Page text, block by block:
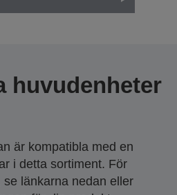
huvudenheter
är kompatibla med en
i detta sortiment. För
se länkarna nedan eller